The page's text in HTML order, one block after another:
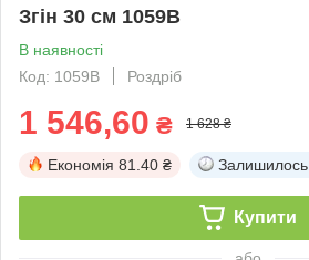
Згін 30 см 1059B
В наявності
Код: 1059B
Роздріб
1 546,60 ₴ 1 628 ₴
Економія 81.40 ₴ Залишилось
Купити